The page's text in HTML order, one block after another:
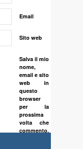
Email
Sito web
Salva il mio
nome,
email e sito
web in
questo
browser
per la
prossima
volta che
commento.